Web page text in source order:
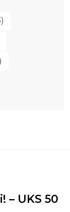
– UKS 50